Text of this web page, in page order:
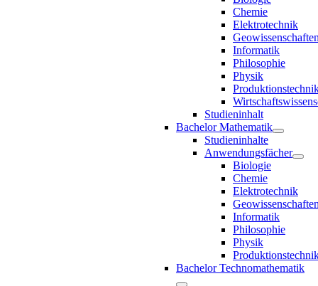
Chemie
Elektrotechnik
Informatik
Philosophie
Physik
Studieninhalt
Bachelor Mathematik
Studieninhalte
Anwendungsfächer
Biologie
Chemie
Elektrotechnik
Informatik
Philosophie
Physik
Bachelor Technomathematik